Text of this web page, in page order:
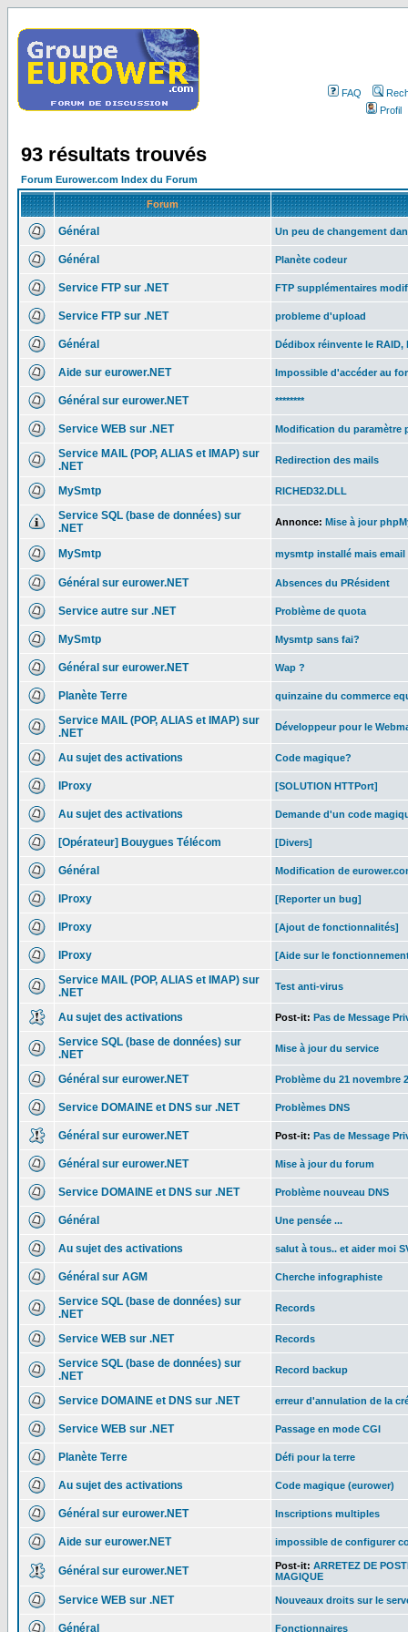
FAQ
Profil
93 résultats trouvés
Forum Eurower.com Index du Forum
Forum
Général Un peu de changement
Général Planète codeur
Service FTP sur .NET FTP supplémentaires
Service FTP sur .NET probleme d'upload
Général Dédibox réinvente le
Aide sur eurower.NET Impossible d'accéder au
Général sur eurower.NET ********
Service WEB sur .NET Modification du paramètre
Service MAIL (POP, ALIAS et IMAP) sur
.NET
Redirection des mails
MySmtp RICHED32.DLL
Service SQL (base de données) sur
.NET
Annonce: Mise à jour
MySmtp mysmtp installé mais
Général sur eurower.NET Absences du PRésident
Service autre sur .NET Problème de quota
MySmtp Mysmtp sans fai?
Général sur eurower.NET Wap ?
Planète Terre quinzaine du commerce
Service MAIL (POP, ALIAS et IMAP) sur
.NET
Développeur pour le
Au sujet des activations Code magique?
IProxy [SOLUTION HTTPort]
Au sujet des activations Demande d'un code
[Opérateur] Bouygues Télécom [Divers]
Général Modification de
IProxy [Reporter un bug]
IProxy [Ajout de fonctionnalités]
IProxy [Aide sur le
Service MAIL (POP, ALIAS et IMAP) sur
.NET
Test anti-virus
Au sujet des activations Post-it: Pas de Message
Service SQL (base de données) sur
.NET
Mise à jour du service
Général sur eurower.NET Problème du 21 novembre
Service DOMAINE et DNS sur .NET Problèmes DNS
Général sur eurower.NET Post-it: Pas de Message
Général sur eurower.NET Mise à jour du forum
Service DOMAINE et DNS sur .NET Problème nouveau DNS
Général Une pensée ...
Au sujet des activations salut à tous.. et aider moi
Général sur AGM Cherche infographiste
Service SQL (base de données) sur
.NET
Records
Service WEB sur .NET Records
Service SQL (base de données) sur
.NET
Record backup
Service DOMAINE et DNS sur .NET erreur d'annulation de la
Service WEB sur .NET Passage en mode CGI
Planète Terre Défi pour la terre
Au sujet des activations Code magique (eurower)
Général sur eurower.NET Inscriptions multiples
Aide sur eurower.NET impossible de configurer
Général sur eurower.NET Post-it: ARRETEZ DE
MAGIQUE
Service WEB sur .NET Nouveaux droits sur le
Général Fonctionnaires